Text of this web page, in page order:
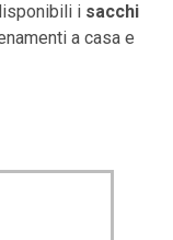
i sacchi
a casa e